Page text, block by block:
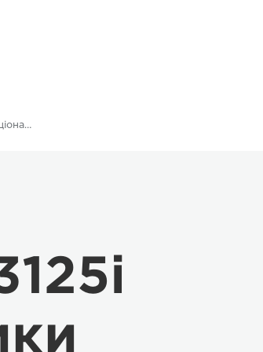
Кольорові багатофункціональні принтери